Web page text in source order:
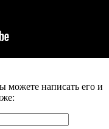
можете написать его и